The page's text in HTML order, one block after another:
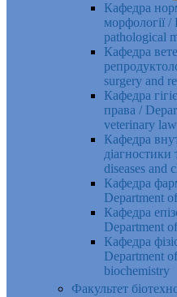
Кафедра
морфології
pathological
Кафедра
surgery and
Кафедра
права /
veterinary law
Кафедра
diseases and
Кафедра
Department
Кафедра
Department
Кафедра
Department
biochemistry
Факультет